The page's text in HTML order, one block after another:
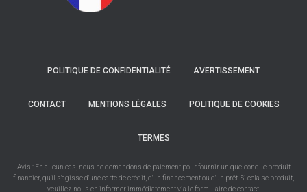
POLITIQUE DE CONFIDENTIALITÉ AVERTISSEMENT
CONTACT MENTIONS LÉGALES POLITIQUE DE COOKIES
TERMES
Avis : En aucun cas, nous ne demandons de paiement pour fournir un quelconque produit
financier, qu'il s'agisse d'une carte de crédit, d'un financement ou d'un prêt. Si cela se produit,
veuillez nous en informer immédiatement via le formulaire de contact.